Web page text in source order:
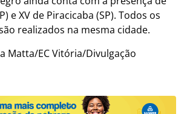
e XV de Piracicaba (SP). Todos os
realizados na mesma cidade.
Matta/EC Vitória/Divulgação